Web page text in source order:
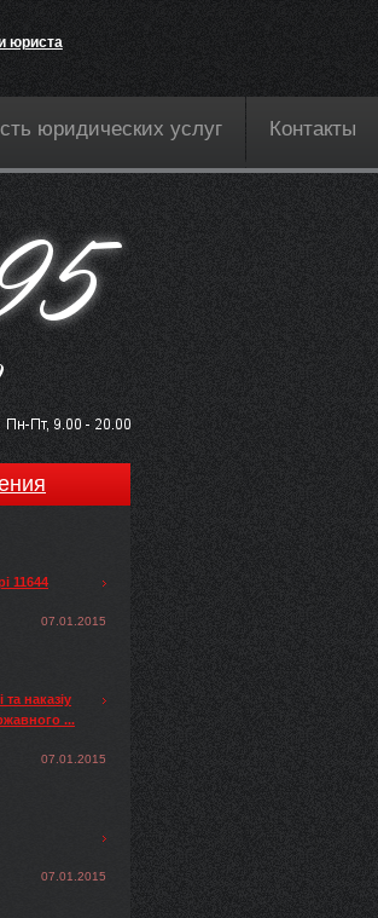
юриста
юридических услуг Контакты
11644
07.01.2015
наказіу
...
07.01.2015
07.01.2015